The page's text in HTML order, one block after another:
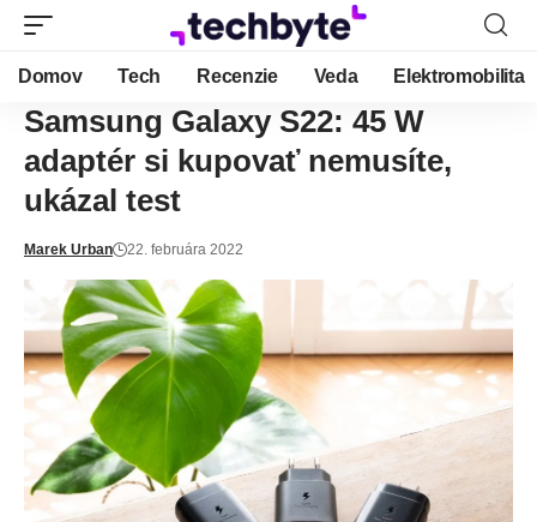
Domov Tech Recenzie Veda Elektromobilita
Samsung Galaxy S22: 45 W
adaptér si kupovať nemusíte,
ukázal test
Marek Urban 22. februára 2022